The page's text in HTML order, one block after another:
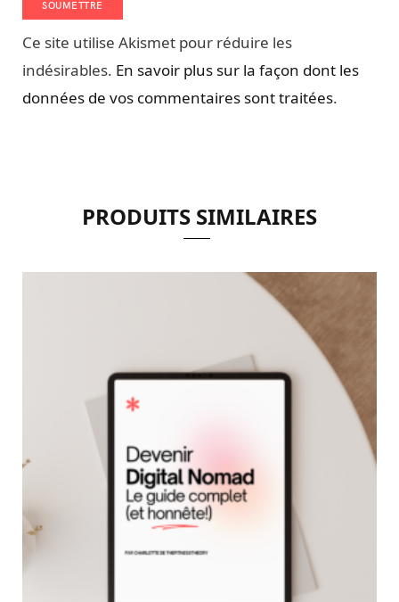
Ce site utilise Akismet pour réduire les
indésirables. En savoir plus sur la façon dont les
données de vos commentaires sont traitées.
PRODUITS SIMILAIRES